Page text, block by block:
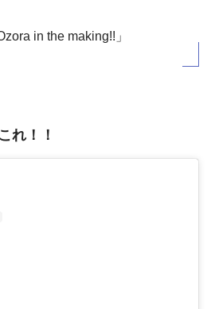
in the making!!」
れ！！